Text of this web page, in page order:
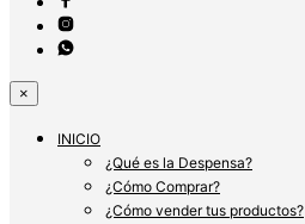
×
INICIO
¿Qué es la Despensa?
¿Cómo Comprar?
¿Cómo vender tus productos?